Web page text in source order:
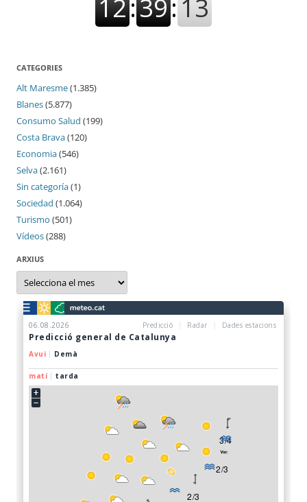
CATEGORIES
Alt Maresme(1.385)
Blanes(5.877)
Consumo Salud (199)
Costa Brava(120)
Economia(546)
Selva(2.161)
Sin categoría(1)
Sociedad (1.064)
Turismo (501)
Vídeos(288)
ARXIUS
Arxius